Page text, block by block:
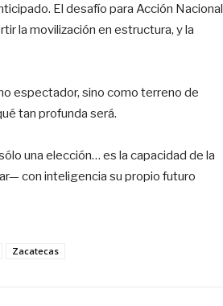
El desafío para Acción Nacional
la movilización en estructura, y la
espectador, sino como terreno de
tan profunda será.
una elección… es la capacidad de la
con inteligencia su propio futuro
Zacatecas